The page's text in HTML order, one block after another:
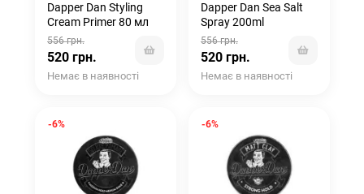
Dapper Dan Styling
Cream Primer 80 мл
556 грн.
520 грн.
Немає в наявності
Dapper Dan Sea Salt
Spray 200ml
556 грн.
520 грн.
Немає в наявності
-6% -6%